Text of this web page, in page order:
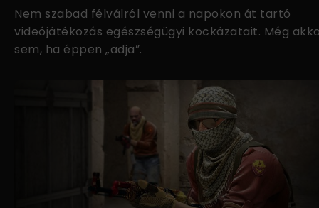
Nem szabad félválról venni a napokon át tartó
videójátékozás egészségügyi kockázatait. Még
sem, ha éppen „adja”.